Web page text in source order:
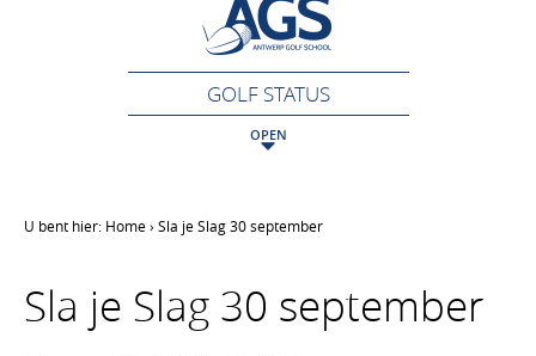
GOLF STATUS
OPEN
U bent hier: Home› Sla je Slag 30 september
Sla je Slag 30 september